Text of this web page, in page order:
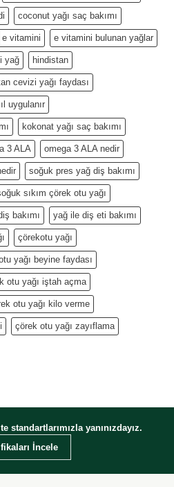
coconut yağı saç bakımı
e vitamini e vitamini bulunan yağlar
yağ hindistan
cevizi yağı faydası
uygulanır
kokonat yağı saç bakımı
3 ALA omega 3 ALA nedir
soğuk pres yağ diş bakımı
sıkım çörek otu yağı
bakımı yağ ile diş eti bakımı
çörekotu yağı
yağı beyine faydası
otu yağı iştah açma
otu yağı kilo verme
çörek otu yağı zayıflama
standartlarımızla yanınızdayız.
İncele